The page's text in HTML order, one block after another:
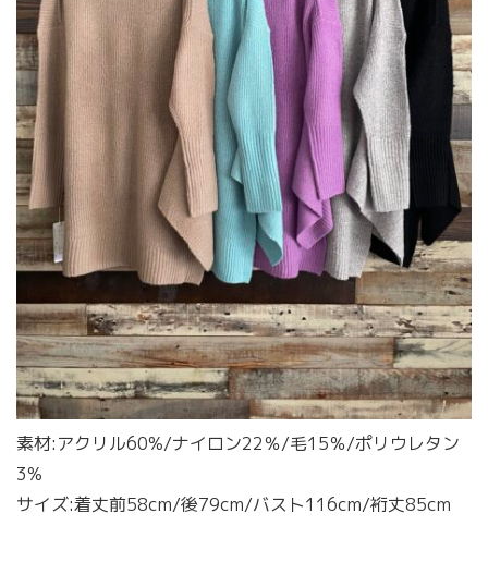
素材:アクリル60%/ナイロン22％/毛15％/ポリウレタン
3%
サイズ:着丈前58cm/後79cm/バスト116cm/裄丈85cm